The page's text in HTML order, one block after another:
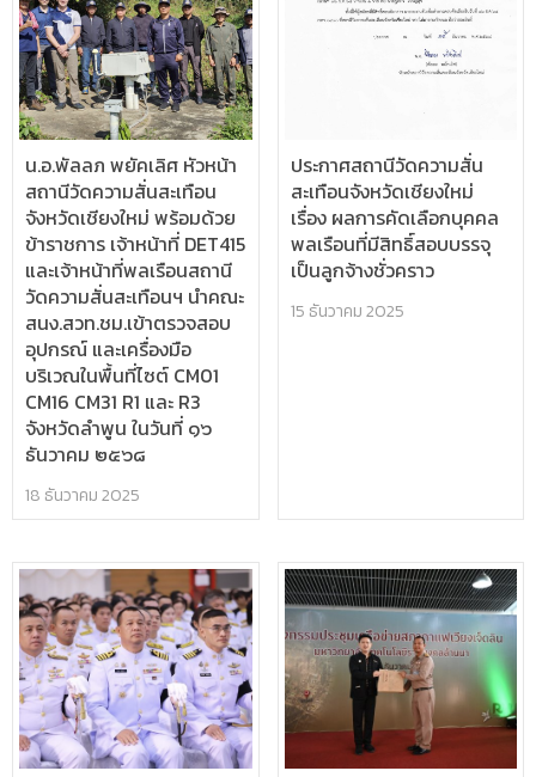
น.อ.พัลลภ พยัคเลิศ หัวหน้า
สถานีวัดความสั่นสะเทือน
จังหวัดเชียงใหม่ พร้อมด้วย
ข้าราชการ เจ้าหน้าที่ DET415
และเจ้าหน้าที่พลเรือนสถานี
วัดความสั่นสะเทือนฯ นำคณะ
สนง.สวท.ชม.เข้าตรวจสอบ
อุปกรณ์ และเครื่องมือ
บริเวณในพื้นที่ไซต์ CM01
CM16 CM31 R1 และ R3
จังหวัดลำพูน ในวันที่ ๑๖
ธันวาคม ๒๕๖๘
18 ธันวาคม 2025
ประกาศสถานีวัดความสั่น
สะเทือนจังหวัดเชียงใหม่
เรื่อง ผลการคัดเลือกบุคคล
พลเรือนที่มีสิทธิ์สอบบรรจุ
เป็นลูกจ้างชั่วคราว
15 ธันวาคม 2025